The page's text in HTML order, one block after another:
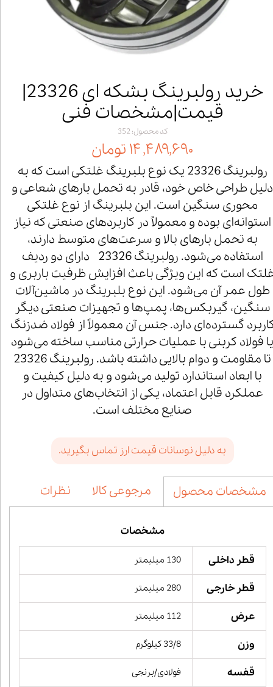
خرید رولبرینگ بشکه ای 23326|
قیمت|مشخصات فنی
کد محصول: 352
۱۴,۴۸۹,۶۹۰ تومان
رولبرینگ 23326 یک نوع بلبرینگ غلتکی است که به
دلیل طراحی خاص خود، قادر به تحمل بارهای شعاعی و
محوری سنگین است. این بلبرینگ از نوع غلتکی
استوانه‌ای بوده و معمولاً در کاربردهای صنعتی که نیاز
به تحمل بارهای بالا و سرعت‌های متوسط دارند،
استفاده می‌شود. رولبرینگ 23326 دارای دو ردیف
است که این ویژگی باعث افزایش ظرفیت باربری و
طول عمر آن می‌شود. این نوع بلبرینگ در ماشین‌آلات
سنگین، گیربکس‌ها، پمپ‌ها و تجهیزات صنعتی دیگر
گسترده‌ای دارد. جنس آن معمولاً از فولاد ضدزنگ
فولاد کربنی با عملیات حرارتی مناسب ساخته می‌شود
تا مقاومت و دوام بالایی داشته باشد. رولبرینگ 23326
با ابعاد استاندارد تولید می‌شود و به دلیل کیفیت و
عملکرد قابل اعتماد، یکی از انتخاب‌های متداول در
صنایع مختلف است.
به دلیل نوسانات قیمت ارز تماس بگیرید.
مشخصات محصول مرجوعی کالا نظرات
مشخصات
قطر داخلی 130 میلیمتر
قطر خارجی 280 میلیمتر
عرض 112 میلیمتر
وزن 33/8 کیلوگرم
قفسه فولادی/برنجی